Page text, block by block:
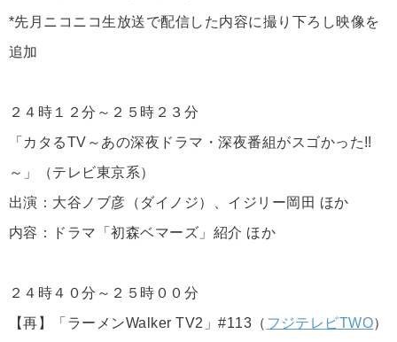
*先月ニコニコ生放送で配信した内容に撮り下ろし映像を
追加
２４時１２分～２５時２３分
「カタるTV～あの深夜ドラマ・深夜番組がスゴかった!!
～」（テレビ東京系）
出演：大谷ノブ彦（ダイノジ）、イジリー岡田 ほか
内容：ドラマ「初森ベマーズ」紹介 ほか
２４時４０分～２５時００分
【再】「ラーメンWalker TV2」#113（ フジテレビTWO）